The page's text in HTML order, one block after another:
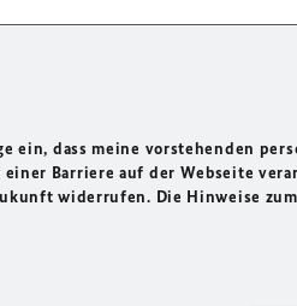
ein, dass meine vorstehenden
einer Barriere auf der Webseite
widerrufen. Die Hinweise